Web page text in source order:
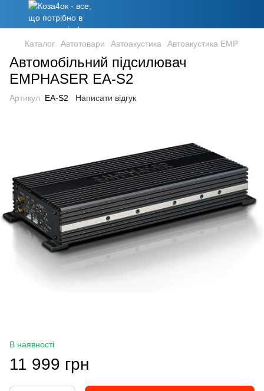
Каталог Автотовари Автоакустика Автоакустика EMP
Автомобільний підсилювач
EMPHASER EA-S2
Артикул: EA-S2 Написати відгук
В наявності
11 999 грн